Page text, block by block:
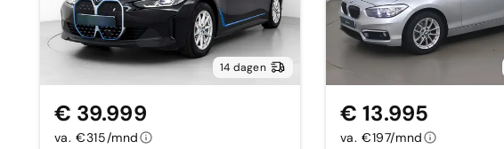
14 dagen
€ 39.999
va. €315/mnd
€ 13.995
va. €197/mnd